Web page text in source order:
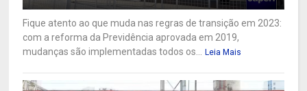
Fique atento ao que muda nas regras de transição em 2023:
com a reforma da Previdência aprovada em 2019,
mudanças são implementadas todos os...
Leia Mais